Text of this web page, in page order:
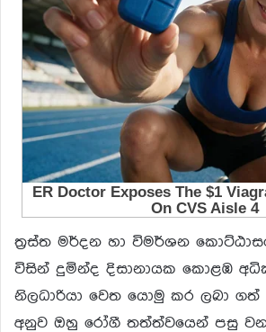
ත්‍රස්ත මර්දන හා විමර්ශන
විසින් දුමින්ද දිසානායක කොළඹ
නිලධාරියා වෙත යොමු කර ලබා ගත්
අනුව ඔහු රෝගී තත්ත්වයෙන් පසු වන